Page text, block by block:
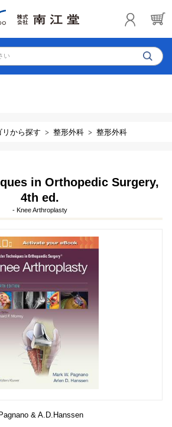
い
リから探す 整形外科 整形外科
in Orthopedic Surgery,
4th ed.
- Knee Arthroplasty
& A.D.Hanssen